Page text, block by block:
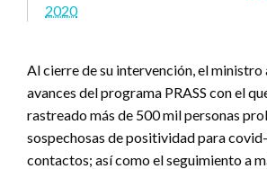
2020
Al cierre de su intervención, el
avances del programa PRASS con el
rastreado más de 500 mil personas
sospechosas de positividad para
contactos; así como el seguimiento a